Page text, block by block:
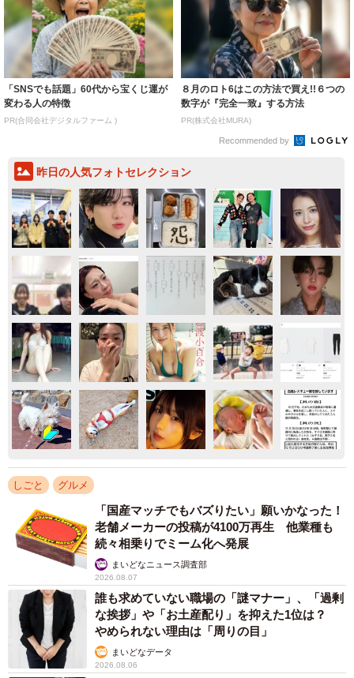
「SNSでも話題」60代から宝くじ運が
変わる人の特徴
PR(合同会社デジタルファーム )
８月のロト6はこの方法で買え!!６つの
数字が『完全一致』する方法
PR(株式会社MURA)
Recommended by
昨日の人気フォトセレクション
しごと グルメ
「国産マッチでもバズりたい」願いかなった！
老舗メーカーの投稿が4100万再生 他業種も
続々相乗りでミーム化へ発展
まいどなニュース調査部
2026.08.07
誰も求めていない職場の「謎マナー」、「過剰
な挨拶」や「お土産配り」を抑えた1位は？
やめられない理由は「周りの目」
まいどなデータ
2026.08.06